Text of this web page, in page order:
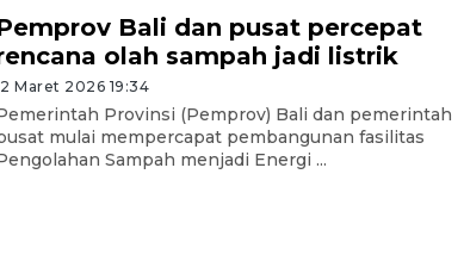
Bali dan pusat percepat
olah sampah jadi listrik
Maret 2026 19:34
Provinsi (Pemprov) Bali dan pemerintah
mulai mempercapat pembangunan fasilitas
Sampah menjadi Energi ...